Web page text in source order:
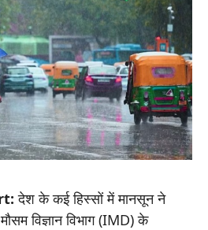
देश के कई हिस्सों में मानसून ने
विज्ञान विभाग (IMD) के